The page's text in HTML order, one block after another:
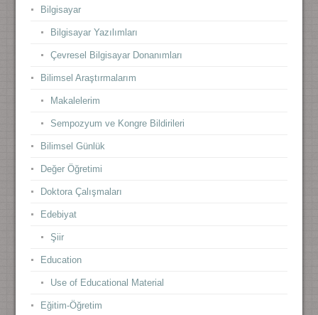
Bilgisayar
Bilgisayar Yazılımları
Çevresel Bilgisayar Donanımları
Bilimsel Araştırmalarım
Makalelerim
Sempozyum ve Kongre Bildirileri
Bilimsel Günlük
Değer Öğretimi
Doktora Çalışmaları
Edebiyat
Şiir
Education
Use of Educational Material
Eğitim-Öğretim